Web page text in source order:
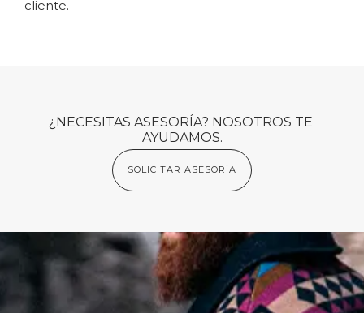
cliente.
¿NECESITAS ASESORÍA? NOSOTROS TE
AYUDAMOS.
SOLICITAR ASESORÍA